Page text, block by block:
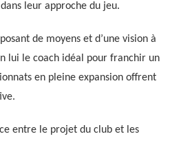
leur approche du jeu.
de moyens et d’une vision à
lui le coach idéal pour franchir un
en pleine expansion offrent
entre le projet du club et les